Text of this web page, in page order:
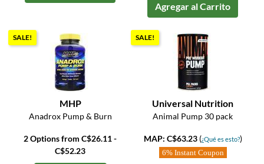
Agregar al Carrito
SALE!
MHP
Anadrox Pump & Burn
2 Options from C$26.11 -
C$52.23
SALE!
Universal Nutrition
Animal Pump 30 pack
MAP: C$63.23 (¿Qué es esto?)
6% Instant Coupon